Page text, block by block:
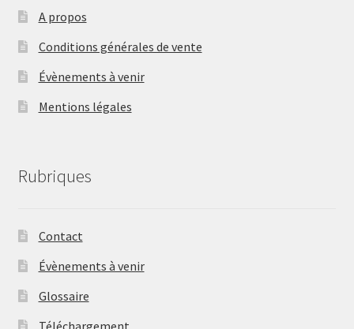
A propos
Conditions générales de vente
Évènements à venir
Mentions légales
Rubriques
Contact
Évènements à venir
Glossaire
Téléchargement